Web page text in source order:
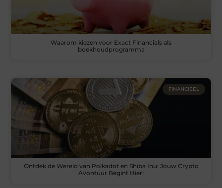
Waarom kiezen voor Exact Financials als
boekhoudprogramma
FINANCIEEL
Ontdek de Wereld van Polkadot en Shiba Inu: Jouw Crypto
Avontuur Begint Hier!